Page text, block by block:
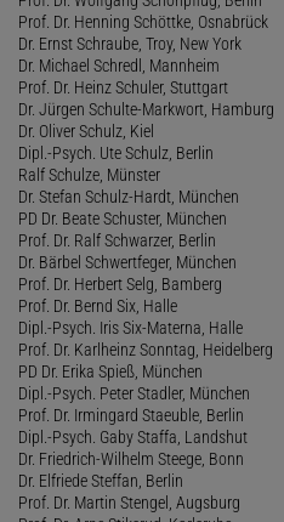
Prof. Dr. Henning Schöttke, Osnabrück
Dr. Ernst Schraube, Troy, New York
Dr. Michael Schredl, Mannheim
Prof. Dr. Heinz Schuler, Stuttgart
Dr. Jürgen Schulte-Markwort, Hamburg
Dr. Oliver Schulz, Kiel
Dipl.-Psych. Ute Schulz, Berlin
Ralf Schulze, Münster
Dr. Stefan Schulz-Hardt, München
PD Dr. Beate Schuster, München
Prof. Dr. Ralf Schwarzer, Berlin
Dr. Bärbel Schwertfeger, München
Prof. Dr. Herbert Selg, Bamberg
Prof. Dr. Bernd Six, Halle
Dipl.-Psych. Iris Six-Materna, Halle
Prof. Dr. Karlheinz Sonntag, Heidelberg
PD Dr. Erika Spieß, München
Dipl.-Psych. Peter Stadler, München
Prof. Dr. Irmingard Staeuble, Berlin
Dipl.-Psych. Gaby Staffa, Landshut
Dr. Friedrich-Wilhelm Steege, Bonn
Dr. Elfriede Steffan, Berlin
Prof. Dr. Martin Stengel, Augsburg